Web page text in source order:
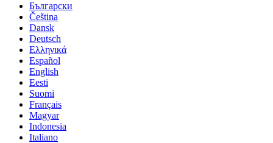
Български
Čeština
Dansk
Deutsch
Ελληνικά
Español
English
Eesti
Suomi
Français
Magyar
Indonesia
Italiano